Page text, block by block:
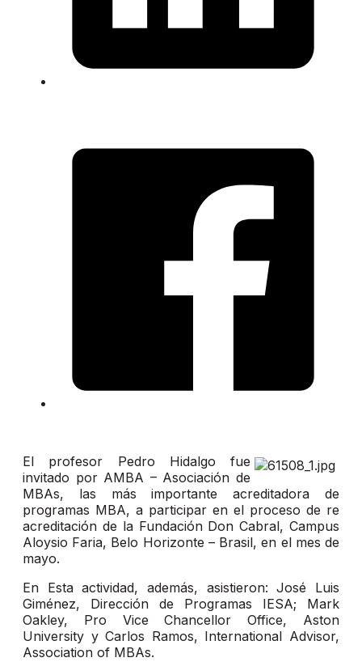
El profesor Pedro Hidalgo fue
invitado por AMBA – Asociación de
MBAs, las más importante acreditadora de
programas MBA, a participar en el proceso de re
acreditación de la Fundación Don Cabral, Campus
Aloysio Faria, Belo Horizonte – Brasil, en el mes de
mayo.
En Esta actividad, además, asistieron: José Luis
Giménez, Dirección de Programas IESA; Mark
Oakley, Pro Vice Chancellor Office, Aston
University y Carlos Ramos, International Advisor,
Association of MBAs.